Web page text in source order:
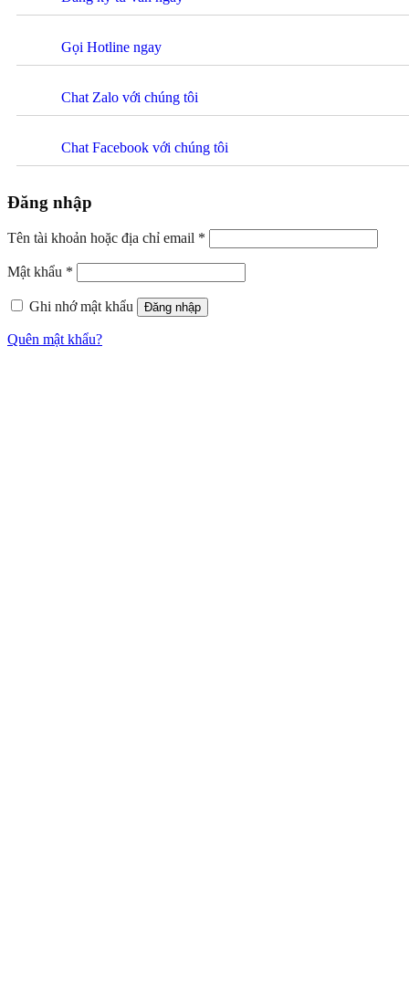
Gọi Hotline ngay
Chat Zalo với chúng tôi
Chat Facebook với chúng tôi
Đăng nhập
Tên tài khoản hoặc địa chỉ email *
Mật khẩu *
Ghi nhớ mật khẩu Đăng nhập
Quên mật khẩu?